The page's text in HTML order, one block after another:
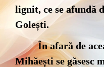
lignit, ce se afundă
Golești.
În afară de
Mihăești se găsesc